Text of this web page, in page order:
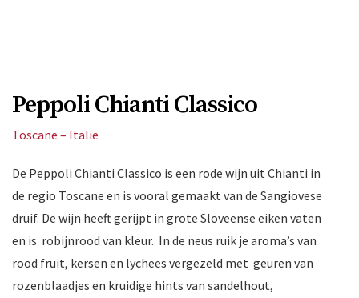
Peppoli Chianti Classico
Toscane – Italië
De Peppoli Chianti Classico is een rode wijn uit Chianti in
de regio Toscane en is vooral gemaakt van de Sangiovese
druif. De wijn heeft gerijpt in grote Sloveense eiken vaten
en is robijnrood van kleur. In de neus ruik je aroma’s van
rood fruit, kersen en lychees vergezeld met geuren van
rozenblaadjes en kruidige hints van sandelhout,